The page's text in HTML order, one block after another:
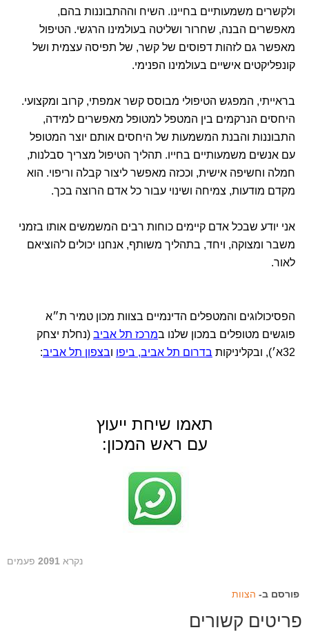
ולקשרים משמעותיים בחיינו. השיח וההתבוננות בהם,
מאפשרים הבנה, שחרור ושליטה בעולמינו הרגשי. הטיפול
מאפשר גם לזהות דפוסים של קשר, של תפיסה עצמית ושל
קונפליקטים אישיים בעולמינו הפנימי.
בראייתי, המפגש הטיפולי מבוסס קשר אמפתי, קרוב ומקצועי.
היחסים הנרקמים בין המטפל למטופל מאפשרים למידה,
התבוננות והבנת המשמעות של היחסים אותם יוצר המטופל
עם אנשים משמעותיים בחייו. תהליך הטיפול מצריך סבלנות,
חמלה וחשיפה אישית, וככזה מאפשר ליצור קבלה וריפוי. הוא
מקדם מודעות, צמיחה ושינוי עבור כל אדם הרוצה בכך.
אני יודע שבכל אדם קיימים כוחות רבים המשמשים אותו בזמני
משבר ומצוקה, ויחד, בתהליך משותף, אנחנו יכולים להוציאם
לאור.
הפסיכולוגים והמטפלים הדינמיים בצוות מכון טמיר ת״א
פוגשים מטופלים במכון שלנו במרכז תל אביב (נחלת יצחק
32א׳), ובקליניקות
בדרום תל אביב, ביפו ובצפון תל אביב:
תאמו שיחת ייעוץ
עם ראש המכון:
נקרא 2091 פעמים
פורסם ב- הצוות
פריטים קשורים